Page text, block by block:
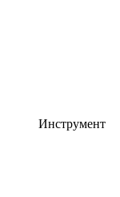
Инструмент